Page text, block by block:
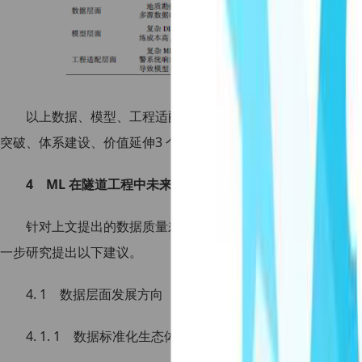
以上数据、模型、工程适配层面的瓶颈,本质是ML 技术与
突破、体系建设、价值延伸3 个层面提出系统性解决方案,推动
4 ML 在隧道工程中未来发展方向
针对上文提出的数据质量差、模型黑箱化、工程适配弱等
一步研究提出以下建议。
4. 1 数据层面发展方向
4. 1. 1 数据标准化生态体系